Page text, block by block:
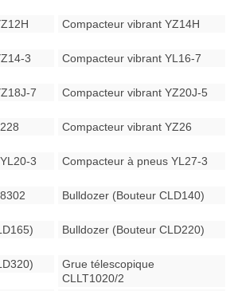
Compacteur vibrant YZ14H
3 Compacteur vibrant YL16-7
7 Compacteur vibrant YZ20J-5
Compacteur vibrant YZ26
3 Compacteur à pneus YL27-3
Bulldozer (Bouteur CLD140)
Bulldozer (Bouteur CLD220)
Grue télescopique
CLLT1020/2